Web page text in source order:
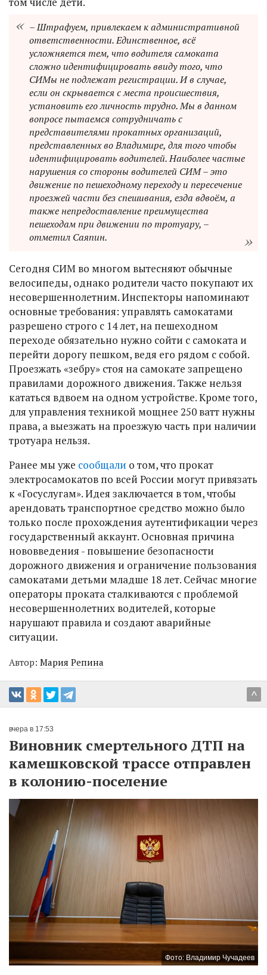
– Штрафуем, привлекаем к административной
ответственности. Единственное, всё
усложняется тем, что водителя самоката
сложно идентифицировать ввиду того, что
СИМы не подлежат регистрации. И в случае,
если он скрывается с места происшествия,
установить его личность трудно. Мы в данном
вопросе пытаемся сотрудничать с
представителями прокатных организаций,
представленных во Владимире, для того чтобы
идентифицировать водителей. Наиболее частые
нарушения со стороны водителей СИМ – это
движение по пешеходному переходу и пересечение
проезжей части без спешивания, езда вдвоём, а
также непредоставление преимущества
пешеходам при движении по тротуару, –
отметил Саяпин.
Сегодня СИМ во многом вытесняют обычные
велосипеды, однако родители часто покупают их
несовершеннолетним. Инспекторы напоминают
основные требования: управлять самокатами
разрешено строго с 14 лет, на пешеходном
переходе обязательно нужно сойти с самоката и
перейти дорогу пешком, ведя его рядом с собой.
Проезжать «зебру» стоя на самокате запрещено
правилами дорожного движения. Также нельзя
кататься вдвоем на одном устройстве. Кроме того,
для управления техникой мощнее 250 ватт нужны
права, а выезжать на проезжую часть при наличии
тротуара нельзя.
Ранее мы уже сообщали о том, что прокат
электросамокатов по всей России могут привязать
к «Госуслугам». Идея заключается в том, чтобы
арендовать транспортное средство можно было
только после прохождения аутентификации через
государственный аккаунт. Основная причина
нововведения - повышение безопасности
дорожного движения и ограничение пользования
самокатами детьми младше 18 лет. Сейчас многие
операторы проката сталкиваются с проблемой
несовершеннолетних водителей, которые
нарушают правила и создают аварийные
ситуации.
Автор: Мария Репина
^
вчера в 17:53
Виновник смертельного ДТП на
камешковской трассе отправлен
в колонию-поселение
Фото: Владимир Чучадеев